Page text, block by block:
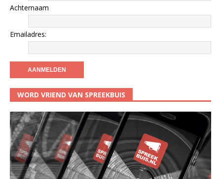
Achternaam
Emailadres:
WORD VRIEND VAN SPREEKBUIS